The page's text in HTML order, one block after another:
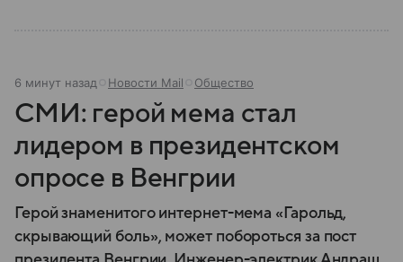
6 минут назад Новости Mail Общество
СМИ: герой мема стал
лидером в президентском
опросе в Венгрии
Герой знаменитого интернет-мема «Гарольд,
скрывающий боль», может побороться за пост